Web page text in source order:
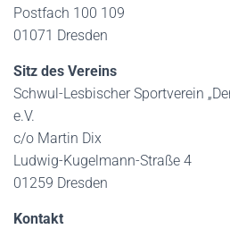
Postfach 100 109
01071 Dresden
Sitz des Vereins
Schwul-Lesbischer Sportverein
e.V.
c/o Martin Dix
Ludwig-Kugelmann-Straße 4
01259 Dresden
Kontakt